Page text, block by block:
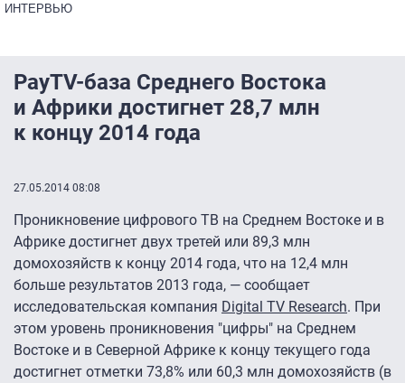
ИНТЕРВЬЮ
PayTV-база Среднего Востока
и Африки достигнет 28,7 млн
к концу 2014 года
27.05.2014 08:08
Проникновение цифрового ТВ на Среднем Востоке и в
Африке достигнет двух третей или 89,3 млн
домохозяйств к концу 2014 года, что на 12,4 млн
больше результатов 2013 года, — сообщает
исследовательская компания Digital TV Research. При
этом уровень проникновения "цифры" на Среднем
Востоке и в Северной Африке к концу текущего года
достигнет отметки 73,8% или 60,3 млн домохозяйств (в